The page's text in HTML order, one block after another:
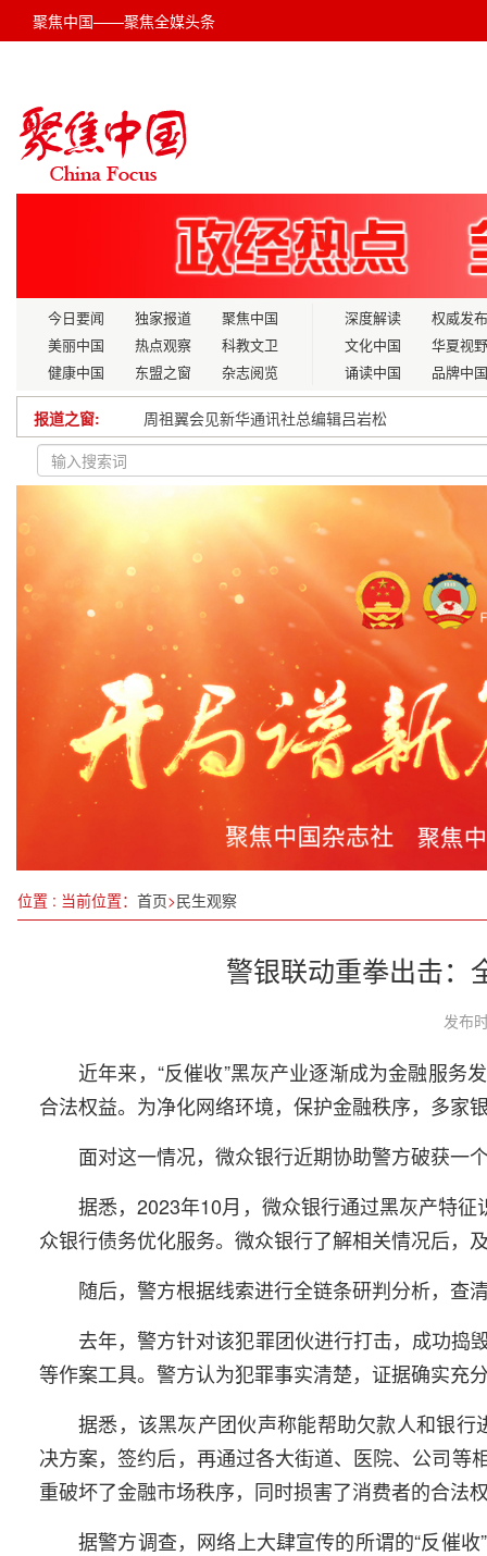
聚焦中国——聚焦全媒头条
今日要闻 独家报道
聚焦中国
美丽中国
热点观察
科教文卫
健康中国
东盟之窗 杂志阅览
深度解读
权威发布
文化中国
华夏视野
诵读中国
品牌中国
报道之窗:
最高检依法对谭瑞松决定逮捕
广西钦州坭兴陶产业：传统技艺与现代创新并进
《中国报道》
视屏育儿要不得
中际晟丰生物质发电技术中试成功，推动绿色环保
2万人参赛!2025盐城马拉松将于3月30日鸣枪开跑
新一批国家标准7月1日起实施
下一步稳就业，这四方面措施将推出
周祖翼会见新华通讯社总编辑吕岩松
位置 : 当前位置： 首页>民生观察
警银联动重拳出击：
发布
近年来，“反催收”黑灰产业逐渐成为金融服
合法权益。为净化网络环境，保护金融秩序，多家
面对这一情况，微众银行近期协助警方破获一
据悉，2023年10月，微众银行通过黑灰产特
众银行债务优化服务。微众银行了解相关情况后，
随后，警方根据线索进行全链条研判分析，查
去年，警方针对该犯罪团伙进行打击，成功捣
等作案工具。警方认为犯罪事实清楚，证据确实充
据悉，该黑灰产团伙声称能帮助欠款人和银行
决方案，签约后，再通过各大街道、医院、公司
重破坏了金融市场秩序，同时损害了消费者的合法
据警方调查，网络上大肆宣传的所谓的“反催